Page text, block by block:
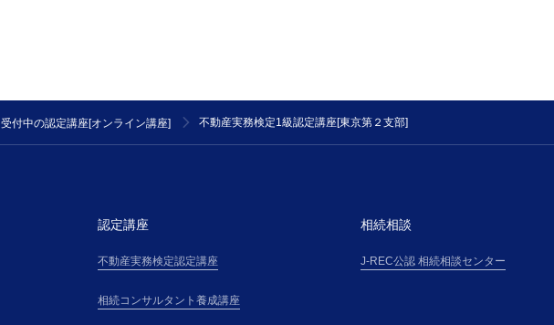
受講者は、第３条で定める受講料金を対価として、主
「受講料金表」という）に基づき算定される受講料
第４条(本講座の申し込み)
に掲載する手続、または主催者の定めるその他の手続
受付中の認定講座[オンライン講座] 不動産実務検定1級認定講座[東京第２支部]
認定講座
不動産実務検定認定講座
相続コンサルタント養成講座
相続相談
J-REC公認 相続相談センター